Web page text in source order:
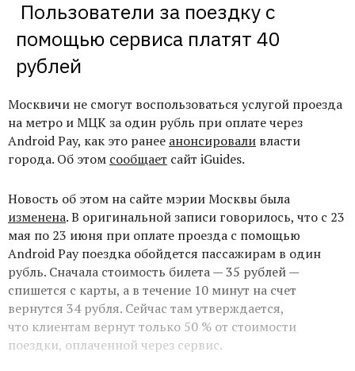
Пользователи за поездку с
помощью сервиса платят 40
рублей
Москвичи не смогут воспользоваться услугой проезда
на метро и МЦК за один рубль при оплате через
Android Pay, как это ранее анонсировали власти
города. Об этом сообщает сайт iGuides.
Новость об этом на сайте мэрии Москвы была
изменена. В оригинальной записи говорилось, что с 23
мая по 23 июня при оплате проезда с помощью
Android Pay поездка обойдется пассажирам в один
рубль. Сначала стоимость билета — 35 рублей —
спишется с карты, а в течение 10 минут на счет
вернутся 34 рубля. Сейчас там утверждается,
что клиентам вернут только 50 % от стоимости
поездки, оплаченной через сервис.